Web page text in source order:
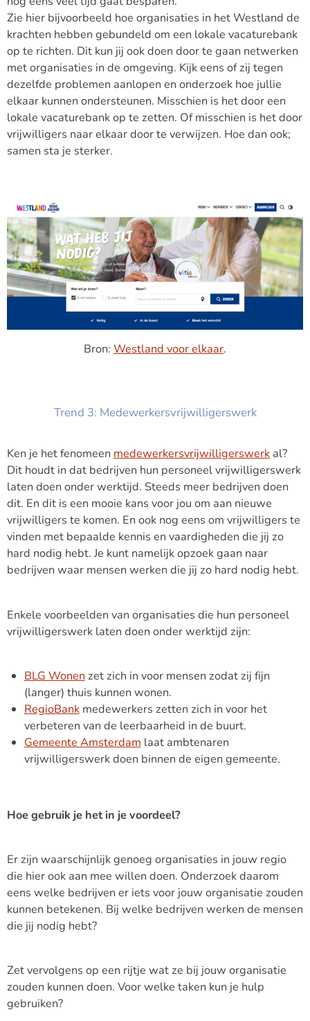
Zie hier bijvoorbeeld hoe organisaties in het Westland de
krachten hebben gebundeld om een lokale vacaturebank
op te richten. Dit kun jij ook doen door te gaan netwerken
met organisaties in de omgeving. Kijk eens of zij tegen
dezelfde problemen aanlopen en onderzoek hoe jullie
elkaar kunnen ondersteunen. Misschien is het door een
lokale vacaturebank op te zetten. Of misschien is het door
vrijwilligers naar elkaar door te verwijzen. Hoe dan ook;
samen sta je sterker.
Bron: Westland voor elkaar.
Trend 3: Medewerkersvrijwilligerswerk
Ken je het fenomeen medewerkersvrijwilligerswerk al?
Dit houdt in dat bedrijven hun personeel vrijwilligerswerk
laten doen onder werktijd. Steeds meer bedrijven doen
dit. En dit is een mooie kans voor jou om aan nieuwe
vrijwilligers te komen. En ook nog eens om vrijwilligers te
vinden met bepaalde kennis en vaardigheden die jij zo
hard nodig hebt. Je kunt namelijk opzoek gaan naar
bedrijven waar mensen werken die jij zo hard nodig hebt.
Enkele voorbeelden van organisaties die hun personeel
vrijwilligerswerk laten doen onder werktijd zijn:
BLG Wonen zet zich in voor mensen zodat zij fijn
(langer) thuis kunnen wonen.
RegioBankmedewerkers zetten zich in voor het
verbeteren van de leerbaarheid in de buurt.
Gemeente Amsterdam laat ambtenaren
vrijwilligerswerk doen binnen de eigen gemeente.
Hoe gebruik je het in je voordeel?
Er zijn waarschijnlijk genoeg organisaties in jouw regio
die hier ook aan mee willen doen. Onderzoek daarom
eens welke bedrijven er iets voor jouw organisatie zouden
kunnen betekenen. Bij welke bedrijven werken de mensen
die jij nodig hebt?
Zet vervolgens op een rijtje wat ze bij jouw organisatie
zouden kunnen doen. Voor welke taken kun je hulp
gebruiken?